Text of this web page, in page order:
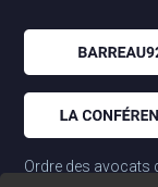
Ordre des avocats